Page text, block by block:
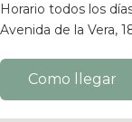
Horario todos los
Avenida de la Vera,
Como llegar